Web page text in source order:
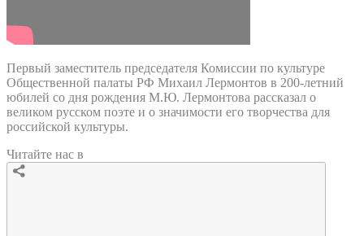
Первый заместитель председателя Комиссии по культуре
Общественной палаты РФ Михаил Лермонтов в 200-летний
юбилей со дня рождения М.Ю. Лермонтова рассказал о
великом русском поэте и о значимости его творчества для
российской культуры.
Читайте нас в